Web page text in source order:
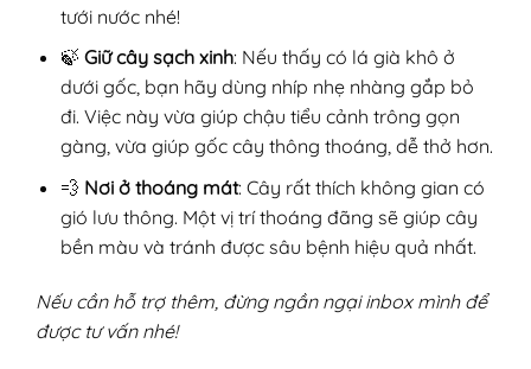
tưới nước nhé!
🍃 Giữ cây sạch xinh: Nếu thấy có lá già khô ở
dưới gốc, bạn hãy dùng nhíp nhẹ nhàng gắp bỏ
đi. Việc này vừa giúp chậu tiểu cảnh trông gọn
gàng, vừa giúp gốc cây thông thoáng, dễ thở hơn.
💨 Nơi ở thoáng mát: Cây rất thích không gian có
gió lưu thông. Một vị trí thoáng đãng sẽ giúp cây
bền màu và tránh được sâu bệnh hiệu quả nhất.
Nếu cần hỗ trợ thêm, đừng ngần ngại inbox mình để
được tư vấn nhé!